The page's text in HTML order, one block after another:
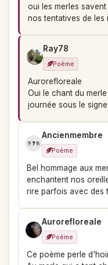
oui les merles
nos tentatives de les
Ray78
Poème
Aurorefloreale
Oui le chant du
journée sous le
Ancienmembre
Poème
Bel hommage aux
enchantent nos
rire parfois avec des
Aurorefloreale
Poème
Ce poème perle